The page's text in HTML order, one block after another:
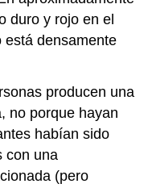
duro y rojo en el
está densamente
producen una
no porque hayan
habían sido
con una
(pero